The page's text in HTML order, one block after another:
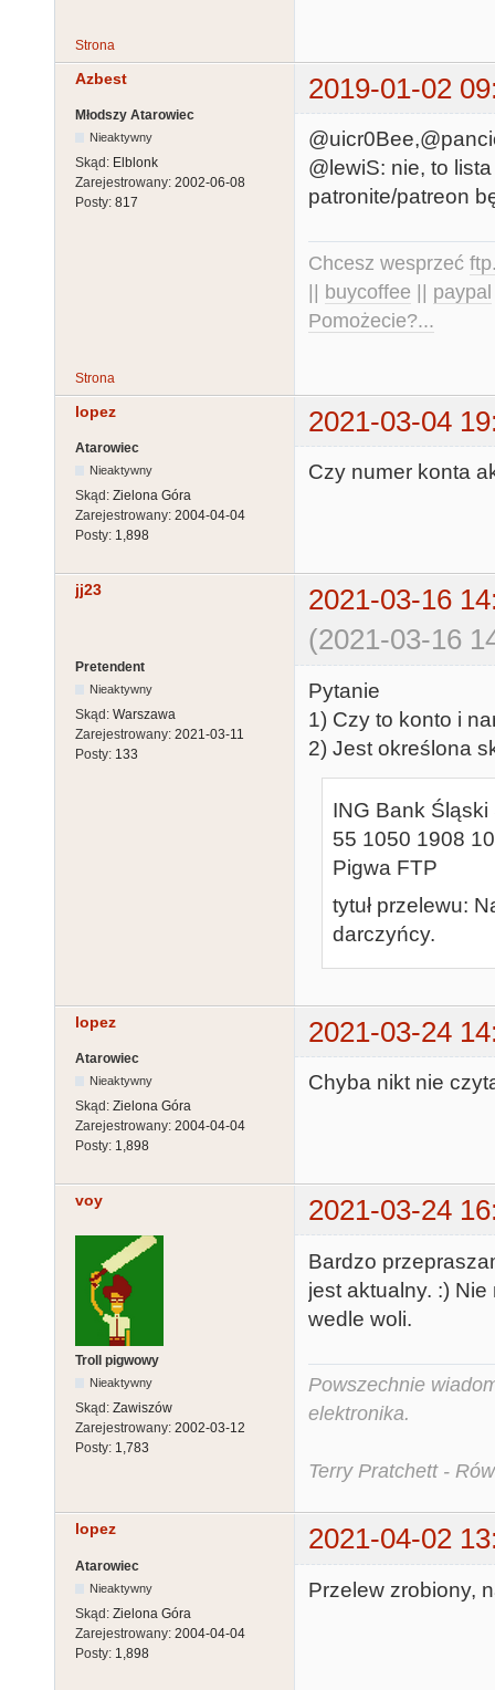
Strona
Azbest 2019-01-02
Młodszy Atarowiec
Nieaktywny
Skąd: Elblonk
Zarejestrowany: 2002-06-08
Posty: 817
@lewiS: nie, to
patronite/patreon
Chcesz wesprzeć
|| buycoffee || paypal
Pomożecie?...
Strona
lopez 2021-03-04
Atarowiec
Nieaktywny
Skąd: Zielona Góra
Zarejestrowany: 2004-04-04
Posty: 1,898
Czy numer konta
jj23
2021-03-16
(2021-03-16
Pretendent
Nieaktywny
Skąd: Warszawa
Zarejestrowany: 2021-03-11
Posty: 133
Pytanie
1) Czy to konto i
2) Jest określona
ING Bank Śląski
55 1050 1908
Pigwa FTP
tytuł przelewu:
darczyńcy.
lopez 2021-03-24
Atarowiec
Nieaktywny
Skąd: Zielona Góra
Zarejestrowany: 2004-04-04
Posty: 1,898
Chyba nikt nie
voy 2021-03-24
Troll pigwowy
Nieaktywny
Skąd: Zawiszów
Zarejestrowany: 2002-03-12
Posty: 1,783
Bardzo
jest aktualny. :)
wedle woli.
Powszechnie
elektronika.
Terry Pratchett -
lopez 2021-04-02
Atarowiec
Nieaktywny
Skąd: Zielona Góra
Zarejestrowany: 2004-04-04
Posty: 1,898
Przelew zrobiony,